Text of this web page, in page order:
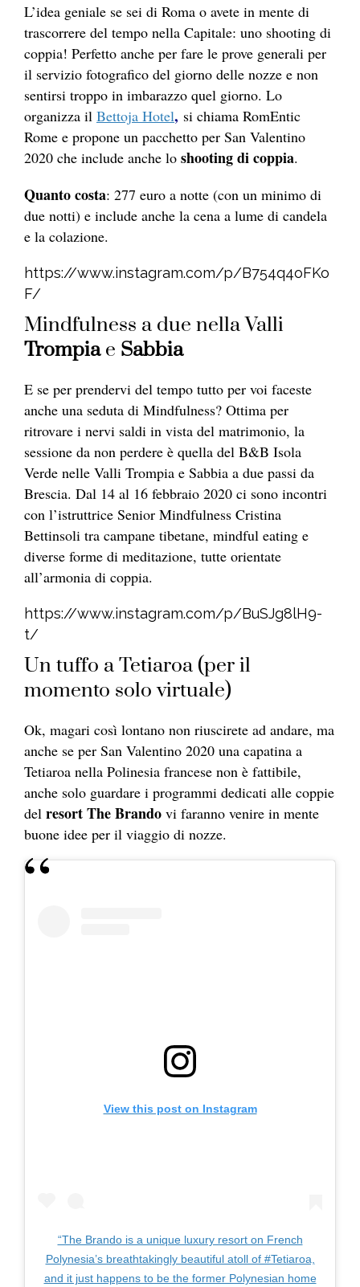
L’idea geniale se sei di Roma o avete in mente di
trascorrere del tempo nella Capitale: uno shooting di
coppia! Perfetto anche per fare le prove generali per
il servizio fotografico del giorno delle nozze e non
sentirsi troppo in imbarazzo quel giorno. Lo
organizza il Bettoja Hotel, si chiama RomEntic
Rome e propone un pacchetto per San Valentino
2020 che include anche lo shooting di coppia.
Quanto costa: 277 euro a notte (con un minimo di
due notti) e include anche la cena a lume di candela
e la colazione.
https://www.instagram.com/p/B754q4oFKo
F/
Mindfulness a due nella Valli
Trompiae Sabbia
E se per prendervi del tempo tutto per voi faceste
anche una seduta di Mindfulness? Ottima per
ritrovare i nervi saldi in vista del matrimonio, la
sessione da non perdere è quella del B&B Isola
Verde nelle Valli Trompia e Sabbia a due passi da
Brescia. Dal 14 al 16 febbraio 2020 ci sono incontri
con l’istruttrice Senior Mindfulness Cristina
Bettinsoli tra campane tibetane, mindful eating e
diverse forme di meditazione, tutte orientate
all’armonia di coppia.
https://www.instagram.com/p/BuSJg8lH9-
t/
Un tuffo a Tetiaroa (per il
momento solo virtuale)
Ok, magari così lontano non riuscirete ad andare, ma
anche se per San Valentino 2020 una capatina a
Tetiaroa nella Polinesia francese non è fattibile,
anche solo guardare i programmi dedicati alle coppie
del resort The Brando vi faranno venire in mente
buone idee per il viaggio di nozze.
View this post on Instagram
“The Brando is a unique luxury resort on French
Polynesia’s breathtakingly beautiful atoll of #Tetiaroa,
and it just happens to be the former Polynesian home